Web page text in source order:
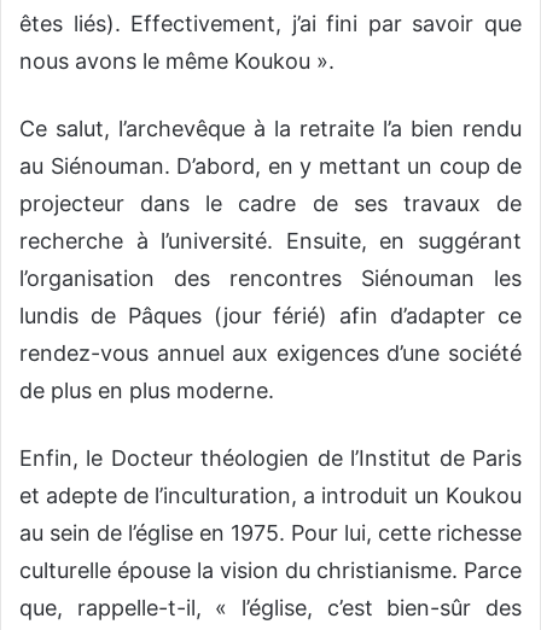
êtes liés). Effectivement, j’ai fini par savoir que
nous avons le même Koukou ».
Ce salut, l’archevêque à la retraite l’a bien rendu
au Siénouman. D’abord, en y mettant un coup de
projecteur dans le cadre de ses travaux de
recherche à l’université. Ensuite, en suggérant
l’organisation des rencontres Siénouman les
lundis de Pâques (jour férié) afin d’adapter ce
rendez-vous annuel aux exigences d’une société
de plus en plus moderne.
Enfin, le Docteur théologien de l’Institut de Paris
et adepte de l’inculturation, a introduit un Koukou
au sein de l’église en 1975. Pour lui, cette richesse
culturelle épouse la vision du christianisme. Parce
que, rappelle-t-il, « l’église, c’est bien-sûr des